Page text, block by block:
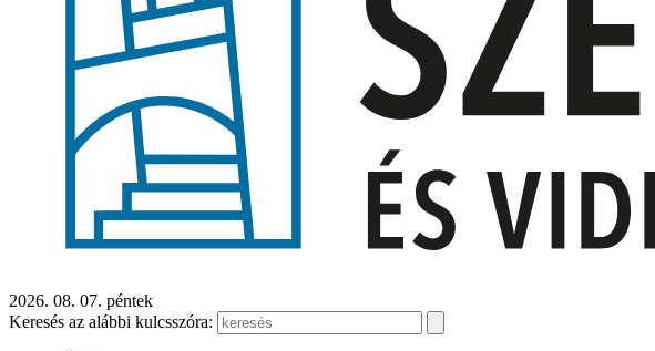
2026. 08. 07. péntek
Keresés az alábbi kulcsszóra: